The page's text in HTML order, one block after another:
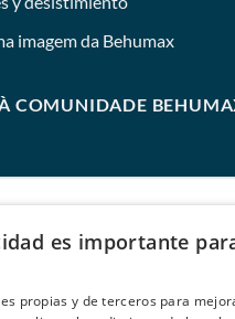
imagem da Behumax
COMUNIDADE
es importante
propias y de terceros para